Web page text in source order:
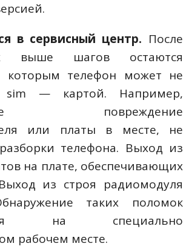
в сервисный центр. После
выше шагов остаются
которым телефон может не
sim — картой. Например,
повреждение
или платы в месте, не
телефона. Выход из
на плате, обеспечивающих
из строя радиомодуля
таких поломок
на специально
рабочем месте.